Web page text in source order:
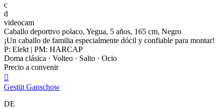
c
d
videocam
Caballo deportivo polaco, Yegua, 5 años, 165 cm, Negro
¡Un caballo de familia especialmente dócil y confiable para montar!
P: Elekt | PM: HARCAP
Doma clásica · Volteo · Salto · Ocio
Precio a convenir

Gestüt Ganschow
DE